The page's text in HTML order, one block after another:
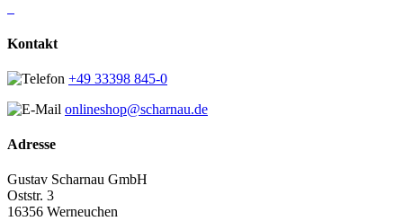
Kontakt
+49 33398 845-0
onlineshop@scharnau.de
Adresse
Gustav Scharnau GmbH
Oststr. 3
16356 Werneuchen